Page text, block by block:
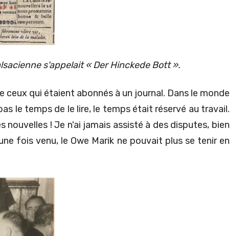
s'appelait « Der Hinckede Bott ».
qui étaient abonnés à un journal. Dans le monde
le temps de le lire, le temps était réservé au travail.
! Je n'ai jamais assisté à des disputes, bien
fois venu, le Owe Marik ne pouvait plus se tenir en